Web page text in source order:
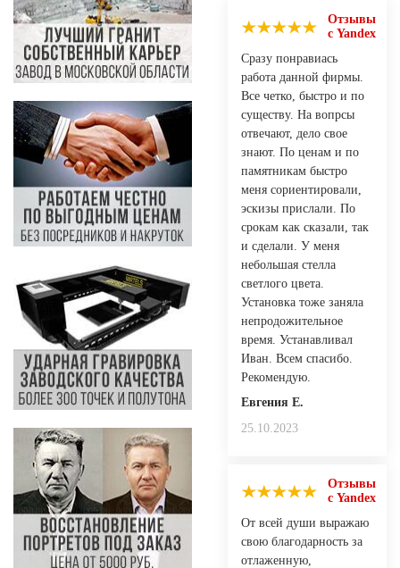
Отзывы
с Yandex
Сразу понравиась
работа данной фирмы.
Все четко, быстро и по
существу. На вопрсы
отвечают, дело свое
знают. По ценам и по
памятникам быстро
меня сориентировали,
эскизы прислали. По
срокам как сказали, так
и сделали. У меня
небольшая стелла
светлого цвета.
Установка тоже заняла
непродожительное
время. Устанавливал
Иван. Всем спасибо.
Рекомендую.
Евгения Е.
25.10.2023
Отзывы
с Yandex
От всей души выражаю
свою благодарность за
отлаженную,